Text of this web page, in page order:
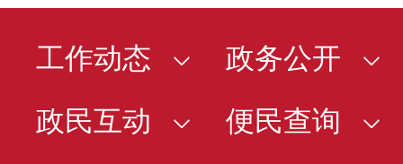
工作动态
政务公开
政民互动
便民查询